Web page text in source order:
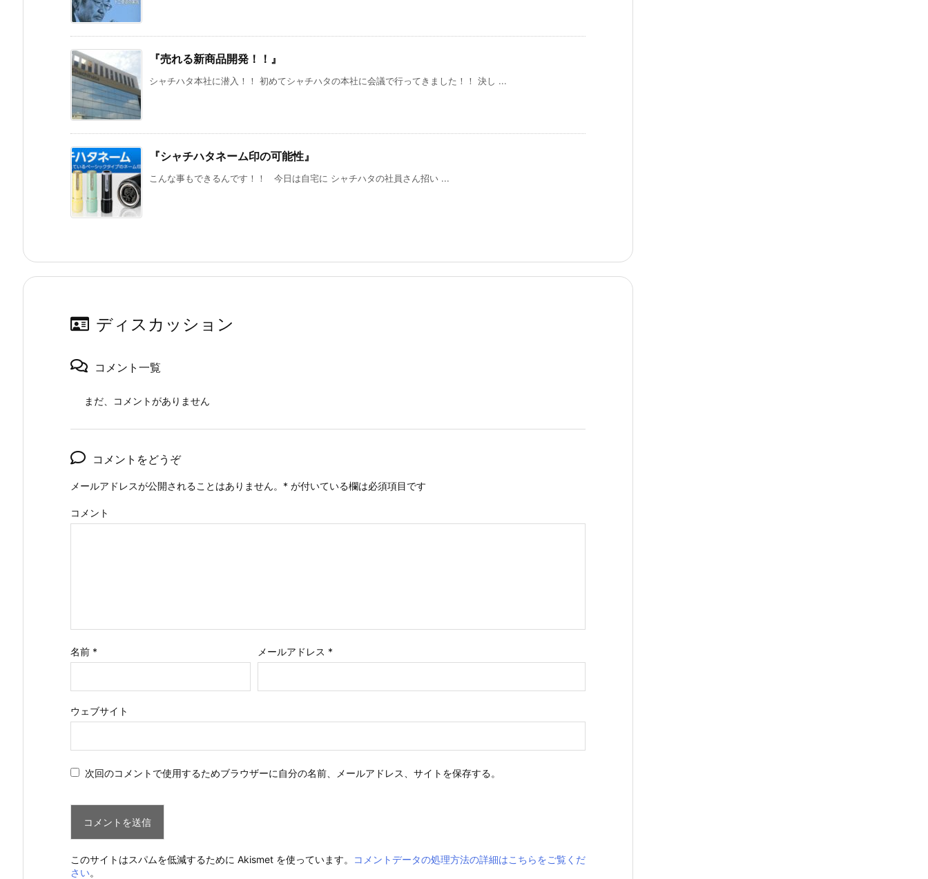
『売れる新商品開発！！』
シャチハタ本社に潜入！！ 初めてシャチハタの本社に会議で行ってきました！！ 決し ...
『シャチハタネーム印の可能性』
こんな事もできるんです！！ 今日は自宅に シャチハタの社員さん招い ...
ディスカッション
コメント一覧
まだ、コメントがありません
コメントをどうぞ
メールアドレスが公開されることはありません。 * が付いている欄は必須項目です
コメント
名前 * メールアドレス *
ウェブサイト
次回のコメントで使用するためブラウザーに自分の名前、メールアドレス、サイトを保存する。
このサイトはスパムを低減するために Akismet を使っています。
コメントデータの処理方法の詳細はこちらをご覧くだ
さい。